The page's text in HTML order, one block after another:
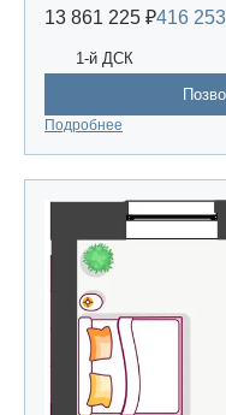
13 861 225 ₽416
1-й ДСК
Подробнее